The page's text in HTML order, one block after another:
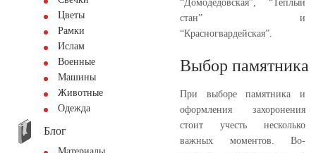
Цветы
Рамки
Ислам
Военные
Машины
Животные
Одежда
Блог
“Домодедовская”, “Теплый
стан” и
“Красногвардейская”.
Выбор памятника
При выборе памятника и
оформления захоронения
стоит учесть несколько
важных моментов. Во-